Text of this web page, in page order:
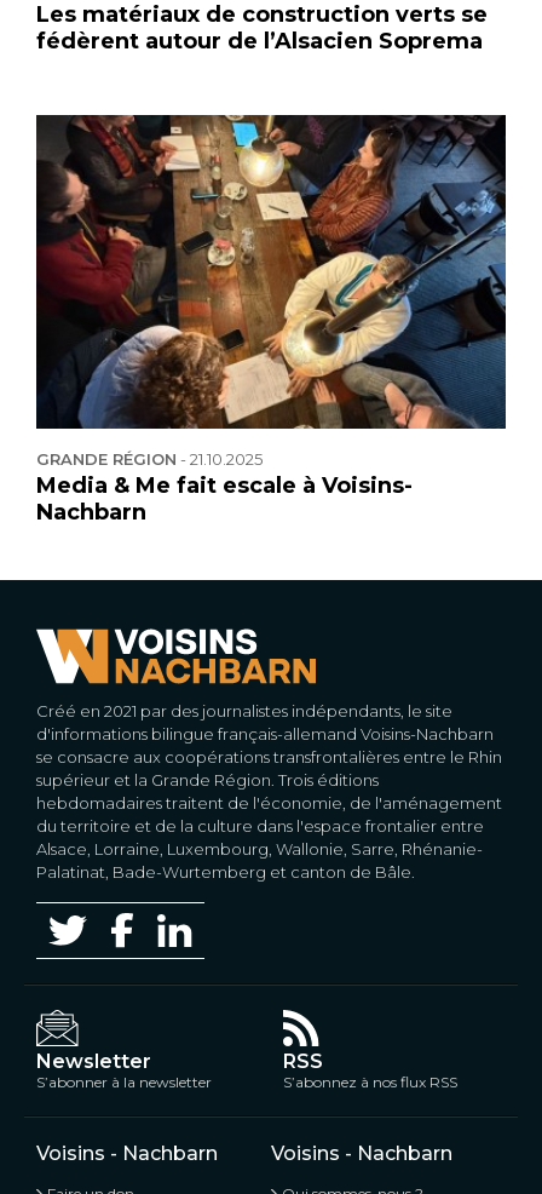
Les matériaux de construction verts se
fédèrent autour de l’Alsacien Soprema
GRANDE RÉGION -21.10.2025
Media & Me fait escale à Voisins-
Nachbarn
Créé en 2021 par des journalistes indépendants, le site
d'informations bilingue français-allemand Voisins-Nachbarn
se consacre aux coopérations transfrontalières entre le Rhin
supérieur et la Grande Région. Trois éditions
hebdomadaires traitent de l'économie, de l'aménagement
du territoire et de la culture dans l'espace frontalier entre
Alsace, Lorraine, Luxembourg, Wallonie, Sarre, Rhénanie-
Palatinat, Bade-Wurtemberg et canton de Bâle.
Newsletter
S’abonner à la newsletter
RSS
S’abonnez à nos flux RSS
Voisins - Nachbarn Voisins - Nachbarn